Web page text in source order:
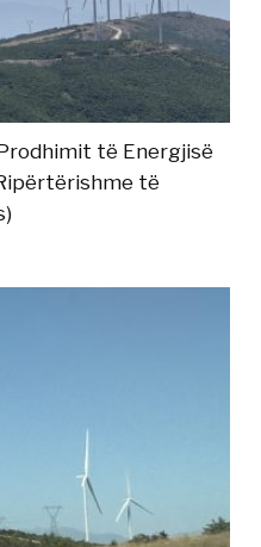
të Energjisë
të